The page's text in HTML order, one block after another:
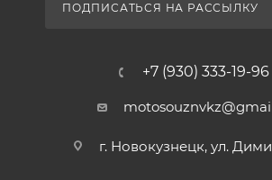
ПОДПИСАТЬСЯ НА РАССЫЛКУ
+7 (930) 333-19-96
г. Новокузнецк, ул.